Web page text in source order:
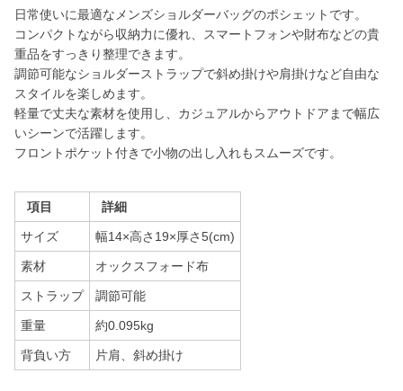
日常使いに最適なメンズショルダーバッグのポシェットです。
コンパクトながら収納力に優れ、スマートフォンや財布などの貴
重品をすっきり整理できます。
調節可能なショルダーストラップで斜め掛けや肩掛けなど自由な
スタイルを楽しめます。
軽量で丈夫な素材を使用し、カジュアルからアウトドアまで幅広
いシーンで活躍します。
フロントポケット付きで小物の出し入れもスムーズです。
項目 詳細
サイズ 幅14×高さ19×厚さ5(cm)
素材 オックスフォード布
ストラップ 調節可能
重量 約0.095kg
背負い方 片肩、斜め掛け